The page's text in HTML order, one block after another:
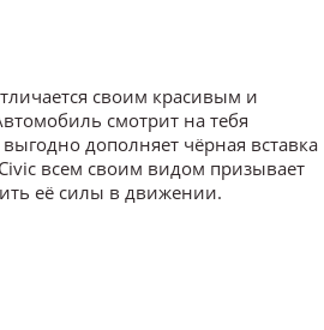
своим красивым и
смотрит на тебя
дополняет чёрная вставка
всем своим видом призывает
её силы в движении.